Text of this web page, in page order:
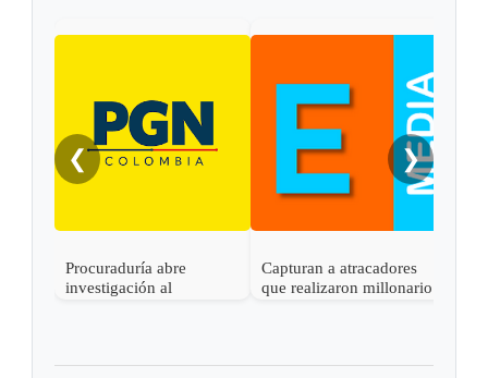
❮
Procuraduría abre
investigación al
política
Capturan a atracadores
que realizaron millonario
❯